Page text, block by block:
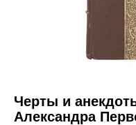
Черты и
Александра